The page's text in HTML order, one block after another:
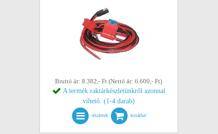
Bruttó ár: 8.382,- Ft (Nettó ár: 6.600,- Ft)
A termék raktárkészletünkről azonnal
vihető. (1-4 darab)
részletek kosárba!